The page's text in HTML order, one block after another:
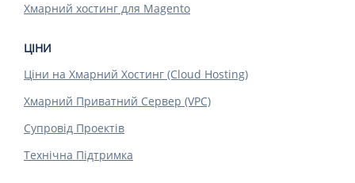
Хмарний хостинг для Magento
ЦІНИ
Ціни на Хмарний Хостинг (Cloud Hosting)
Хмарний Приватний Сервер (VPC)
Супровід Проектів
Технічна Підтримка